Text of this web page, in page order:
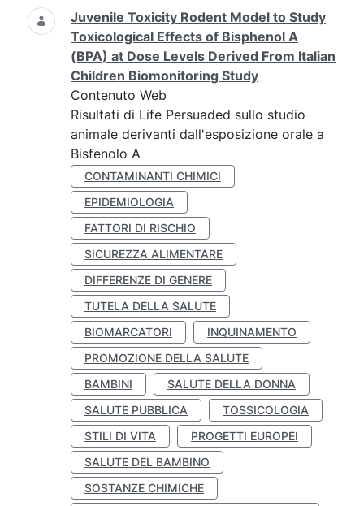
Juvenile Toxicity Rodent Model to Study
Toxicological Effects of Bisphenol A
(BPA) at Dose Levels Derived From Italian
Children Biomonitoring Study
Contenuto Web
Risultati di Life Persuaded sullo studio
animale derivanti dall'esposizione orale a
Bisfenolo A
CONTAMINANTI CHIMICI
EPIDEMIOLOGIA
FATTORI DI RISCHIO
SICUREZZA ALIMENTARE
DIFFERENZE DI GENERE
TUTELA DELLA SALUTE
BIOMARCATORI
INQUINAMENTO
PROMOZIONE DELLA SALUTE
BAMBINI
SALUTE DELLA DONNA
SALUTE PUBBLICA
TOSSICOLOGIA
STILI DI VITA
PROGETTI EUROPEI
SALUTE DEL BAMBINO
SOSTANZE CHIMICHE